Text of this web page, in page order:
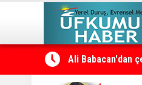
Petrol erzan bû